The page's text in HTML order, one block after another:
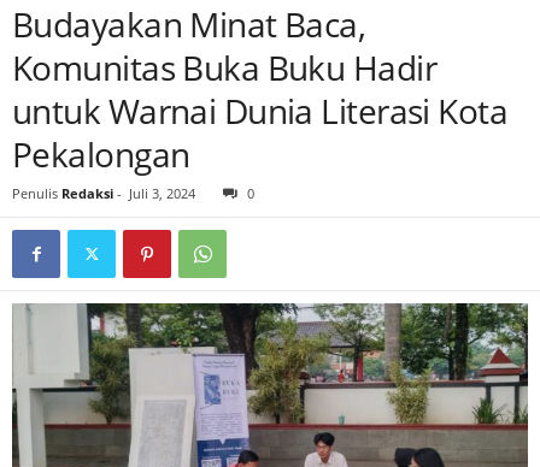
Budayakan Minat Baca,
Komunitas Buka Buku Hadir
untuk Warnai Dunia Literasi Kota
Pekalongan
Penulis Redaksi - Juli 3, 2024 0